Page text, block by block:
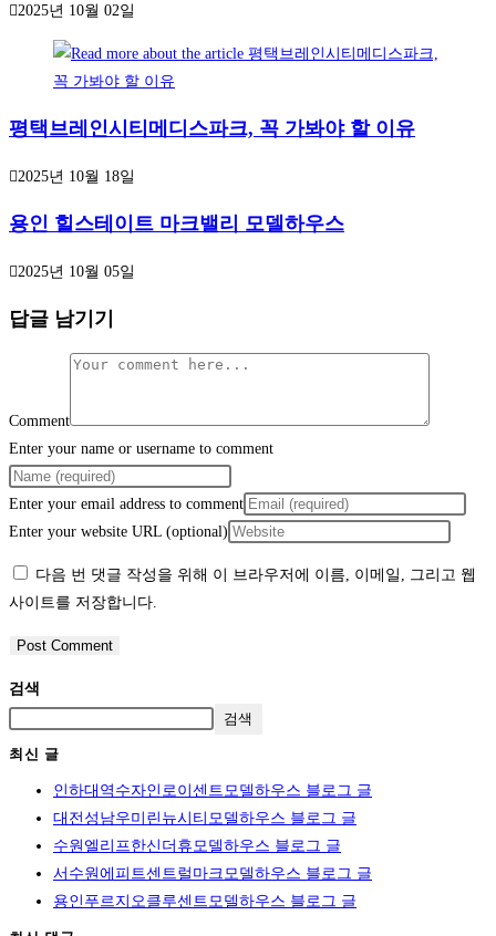
2025년 10월 02일
평택브레인시티메디스파크, 꼭 가봐야 할 이유
2025년 10월 18일
용인 힐스테이트 마크밸리 모델하우스
2025년 10월 05일
답글 남기기
Comment
Enter your name or username to comment
Enter your email address to comment
Enter your website URL (optional)
다음 번 댓글 작성을 위해 이 브라우저에 이름, 이메일, 그리고 웹
사이트를 저장합니다.
검색
검색
최신 글
인하대역수자인로이센트모델하우스 블로그 글
대전성남우미린뉴시티모델하우스 블로그 글
수원엘리프한신더휴모델하우스 블로그 글
서수원에피트센트럴마크모델하우스 블로그 글
용인푸르지오클루센트모델하우스 블로그 글